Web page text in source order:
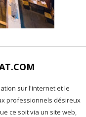
sur l'internet et le
professionnels désireux
ce soit via un site web,